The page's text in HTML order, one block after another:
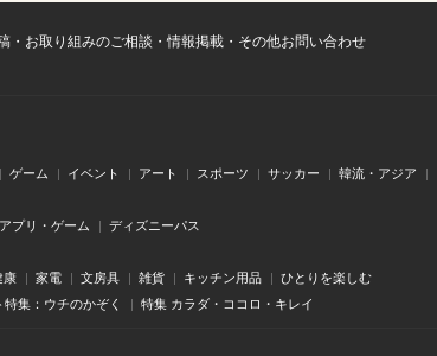
・お取り組みのご相談・情報掲載・その他お問い合わせ
ゲーム イベント アート スポーツ サッカー 韓流・アジア
アプリ・ゲーム ディズニーパス
康 家電 文房具 雑貨 キッチン用品 ひとりを楽しむ
特集：ウチのかぞく 特集 カラダ・ココロ・キレイ